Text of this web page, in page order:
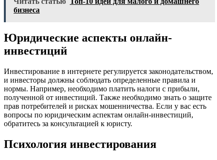
бизнеса
Юридические аспекты онлайн-
инвестиций
Инвестирование в интернете регулируется законодательством,
и инвесторы должны соблюдать определенные правила и
нормы. Например, необходимо платить налоги с прибыли,
полученной от инвестиций. Также необходимо знать о защите
прав потребителей и рисках мошенничества. Если у вас есть
вопросы по юридическим аспектам онлайн-инвестиций,
обратитесь за консультацией к юристу.
Психология инвестирования